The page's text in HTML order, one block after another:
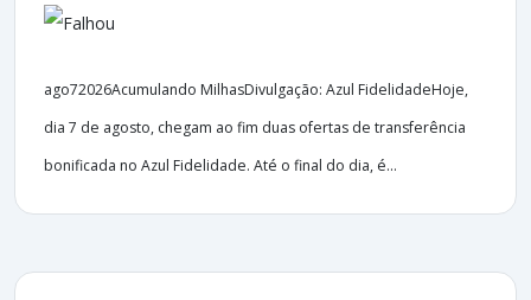
ago72026Acumulando MilhasDivulgação: Azul FidelidadeHoje,
dia 7 de agosto, chegam ao fim duas ofertas de transferência
bonificada no Azul Fidelidade. Até o final do dia, é...